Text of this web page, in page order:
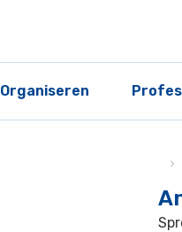
Organiseren